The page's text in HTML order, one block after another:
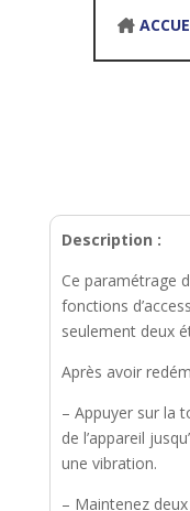
Description :
Ce paramétrage
fonctions
seulement deux
Après avoir
– Appuyer sur la
de l’appareil
une vibration.
– Maintenez deux